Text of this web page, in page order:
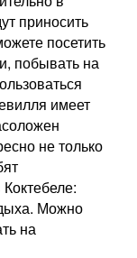
приносить
посетить
побывать на
имеет
не только
Можно
на